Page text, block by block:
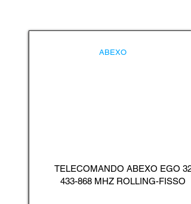
ABEXO
TELECOMANDO ABEXO EGO 32
433-868 MHZ ROLLING-FISSO